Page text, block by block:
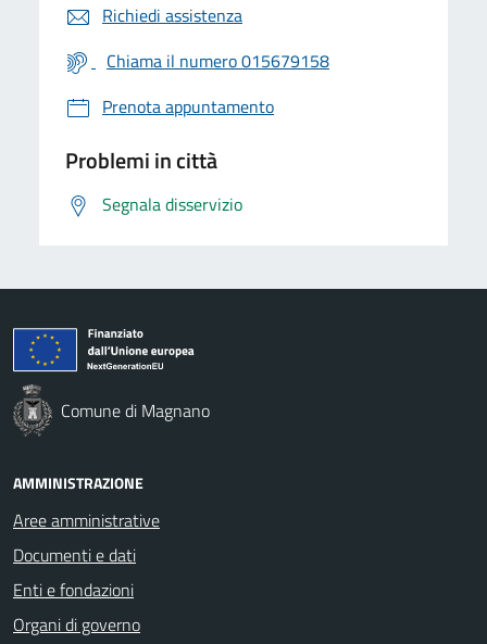
Richiedi assistenza
Chiama il numero 015679158
Prenota appuntamento
Problemi in città
Segnala disservizio
Comune di Magnano
AMMINISTRAZIONE
Aree amministrative
Documenti e dati
Enti e fondazioni
Organi di governo